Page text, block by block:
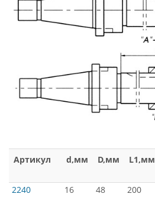
Артикул d,мм D,мм L1,мм
2240
16 48 200